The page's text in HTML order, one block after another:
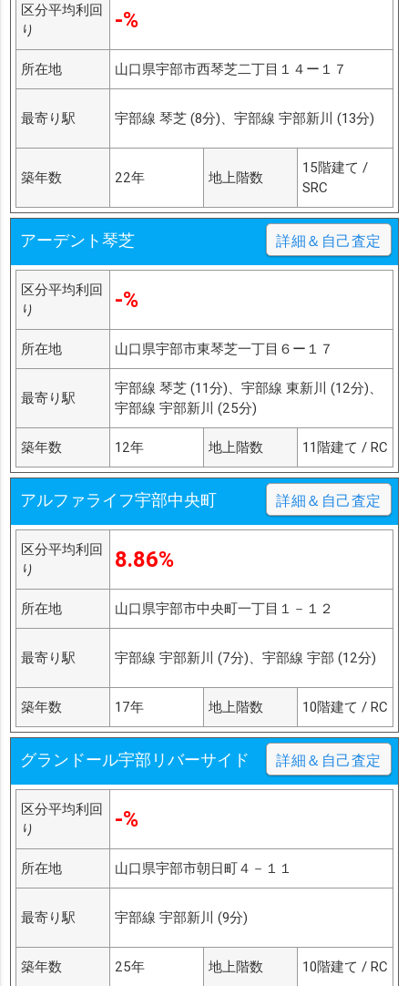
区分平均利回
り
-%
所在地 山口県宇部市西琴芝二丁目１４ー１７
最寄り駅 宇部線 琴芝 (8分)、宇部線 宇部新川 (13分)
築年数 22年 地上階数
15階建て /
SRC
アーデント琴芝 詳細＆自己査定
区分平均利回
り
-%
所在地 山口県宇部市東琴芝一丁目６ー１７
最寄り駅
宇部線 琴芝 (11分)、宇部線 東新川 (12分)、
宇部線 宇部新川 (25分)
築年数 12年 地上階数 11階建て / RC
アルファライフ宇部中央町 詳細＆自己査定
区分平均利回
り
8.86%
所在地 山口県宇部市中央町一丁目１－１２
最寄り駅 宇部線 宇部新川 (7分)、宇部線 宇部 (12分)
築年数 17年 地上階数 10階建て / RC
グランドール宇部リバーサイド 詳細＆自己査定
区分平均利回
り
-%
所在地 山口県宇部市朝日町４－１１
最寄り駅 宇部線 宇部新川 (9分)
築年数 25年 地上階数 10階建て / RC